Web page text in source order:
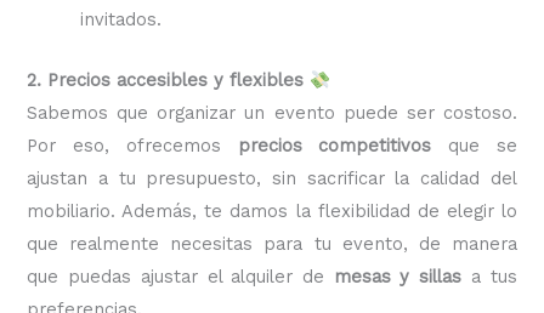
invitados.
2. Precios accesibles y flexibles
Sabemos que organizar un evento puede ser costoso.
Por eso, ofrecemos
precios competitivos que se
ajustan a tu presupuesto, sin sacrificar la calidad del
mobiliario. Además, te damos la flexibilidad de elegir lo
que realmente necesitas para tu evento, de manera
que puedas ajustar el alquiler de
mesas y sillas a tus